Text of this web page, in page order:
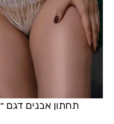
תחתון אבנים דגם ״Pietro״